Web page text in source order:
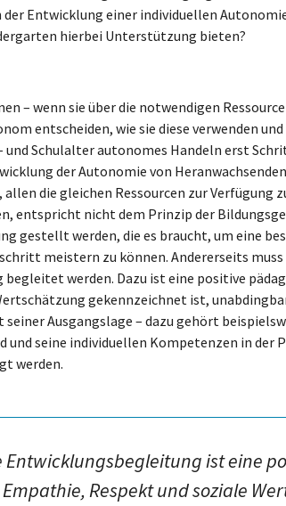
der Entwicklung einer individuellen
hierbei Unterstützung bieten?
– wenn sie über die notwendigen
entscheiden, wie sie diese verwenden
und Schulalter autonomes Handeln erst
der Autonomie von
die gleichen Ressourcen zur Verfügung
entspricht nicht dem Prinzip der
gestellt werden, die es braucht, um eine
meistern zu können. Andererseits muss
werden. Dazu ist eine positive
gekennzeichnet ist,
Ausgangslage – dazu gehört
seine individuellen Kompetenzen in der
werden.
Entwicklungsbegleitung ist eine
Respekt und soziale